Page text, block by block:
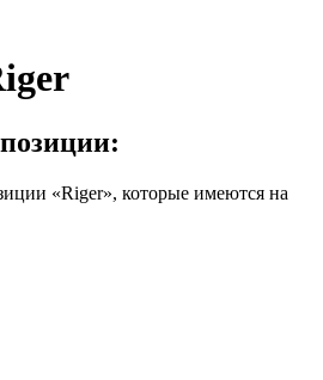
«Riger», которые имеются на